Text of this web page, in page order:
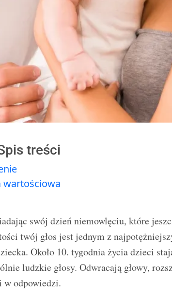
treści
wartościowa
swój dzień niemowlęciu, które
twój głos jest jednym z
Około 10. tygodnia życia dzieci
ludzkie głosy. Odwracają głowy,
w odpowiedzi.